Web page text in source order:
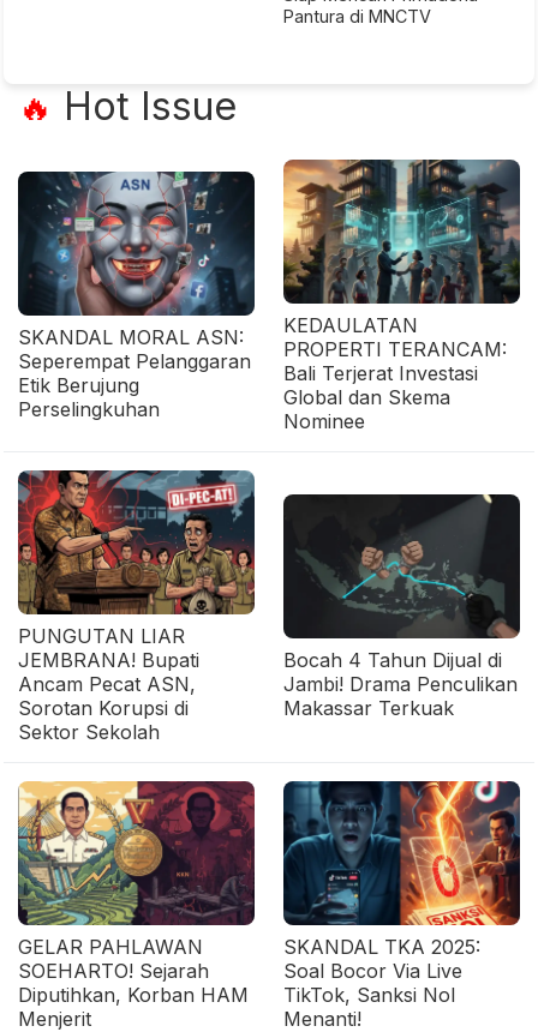
Pantura di MNCTV
🔥 Hot Issue
SKANDAL MORAL ASN:
Seperempat Pelanggaran
Etik Berujung
Perselingkuhan
KEDAULATAN
PROPERTI TERANCAM:
Bali Terjerat Investasi
Global dan Skema
Nominee
PUNGUTAN LIAR
JEMBRANA! Bupati
Ancam Pecat ASN,
Sorotan Korupsi di
Sektor Sekolah
Bocah 4 Tahun Dijual di
Jambi! Drama Penculikan
Makassar Terkuak
GELAR PAHLAWAN
SOEHARTO! Sejarah
Diputihkan, Korban HAM
Menjerit
SKANDAL TKA 2025:
Soal Bocor Via Live
TikTok, Sanksi Nol
Menanti!